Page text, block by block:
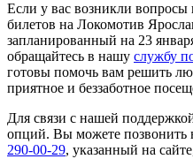
Если у вас возникли
билетов на Локомотив
запланированный на 23
обращайтесь в нашу службу
готовы помочь вам решить
приятное и беззаботное
Для связи с нашей
опций. Вы можете позвонить
290-00-29, указанный на